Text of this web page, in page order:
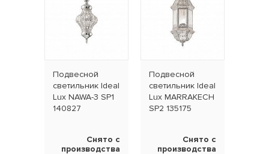
Подвесной
светильник Ideal
Lux NAWA-3 SP1
140827
Снято с
производства
Подвесной
светильник Ideal
Lux MARRAKECH
SP2 135175
Снято с
производства